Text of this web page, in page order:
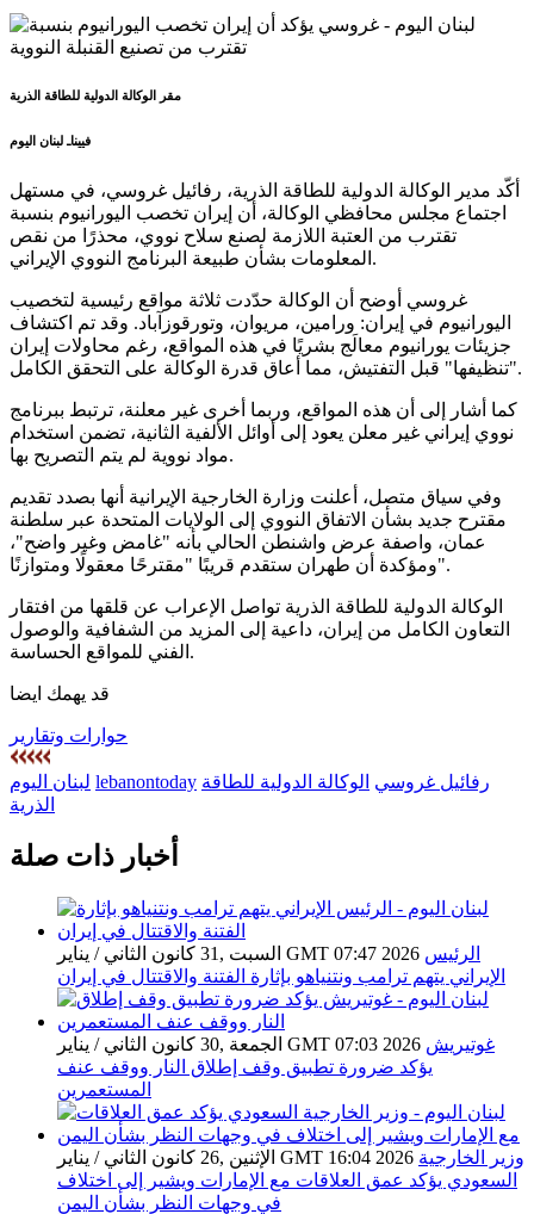
مقر الوكالة الدولية للطاقة الذرية
فييناـ لبنان اليوم
أكّد مدير الوكالة الدولية للطاقة الذرية، رفائيل غروسي، في مستهل
اجتماع مجلس محافظي الوكالة، أن إيران تخصب اليورانيوم بنسبة
تقترب من العتبة اللازمة لصنع سلاح نووي، محذرًا من نقص
المعلومات بشأن طبيعة البرنامج النووي الإيراني.
غروسي أوضح أن الوكالة حدّدت ثلاثة مواقع رئيسية لتخصيب
اليورانيوم في إيران: ورامين، مريوان، وتورقوزآباد. وقد تم اكتشاف
جزيئات يورانيوم معالَج بشريًا في هذه المواقع، رغم محاولات إيران
"تنظيفها" قبل التفتيش، مما أعاق قدرة الوكالة على التحقق الكامل.
كما أشار إلى أن هذه المواقع، وربما أخرى غير معلنة، ترتبط ببرنامج
نووي إيراني غير معلن يعود إلى أوائل الألفية الثانية، تضمن استخدام
مواد نووية لم يتم التصريح بها.
وفي سياق متصل، أعلنت وزارة الخارجية الإيرانية أنها بصدد تقديم
مقترح جديد بشأن الاتفاق النووي إلى الولايات المتحدة عبر سلطنة
عمان، واصفة عرض واشنطن الحالي بأنه "غامض وغير واضح"،
ومؤكدة أن طهران ستقدم قريبًا "مقترحًا معقولًا ومتوازنًا".
الوكالة الدولية للطاقة الذرية تواصل الإعراب عن قلقها من افتقار
التعاون الكامل من إيران، داعية إلى المزيد من الشفافية والوصول
الفني للمواقع الحساسة.
قد يهمك ايضا
حوارات وتقارير
لبنان اليوم lebanontoday رفائيل غروسي الوكالة الدولية للطاقة
الذرية
أخبار ذات صلة
السبت ,31 كانون الثاني / يناير GMT 07:47 2026 الرئيس
الإيراني يتهم ترامب ونتنياهو بإثارة الفتنة والاقتتال في إيران
الجمعة ,30 كانون الثاني / يناير GMT 07:03 2026 غوتيريش
يؤكد ضرورة تطبيق وقف إطلاق النار ووقف عنف
المستعمرين
الإثنين ,26 كانون الثاني / يناير GMT 16:04 2026 وزير الخارجية
السعودي يؤكد عمق العلاقات مع الإمارات ويشير إلى اختلاف
في وجهات النظر بشأن اليمن